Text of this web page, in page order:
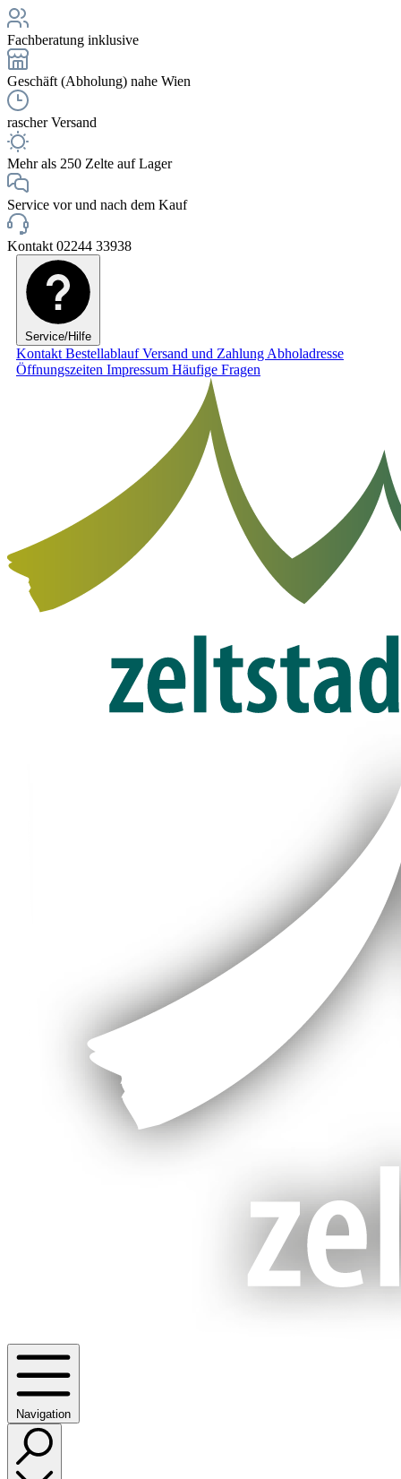
Fachberatung inklusive
Geschäft (Abholung) nahe Wien
rascher Versand
Mehr als 250 Zelte auf Lager
Service vor und nach dem Kauf
Kontakt 02244 33938
Service/Hilfe
Kontakt BestellablaufVersand und Zahlung Abholadresse
Öffnungszeiten Impressum Häufige Fragen
Navigation